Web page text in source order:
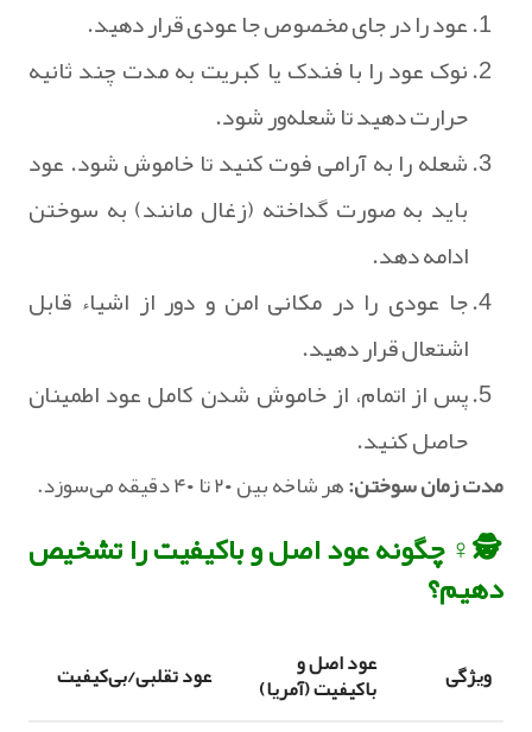
عود را در جای مخصوص جا عودی قرار دهید.
نوک عود را با فندک یا کبریت به مدت چند ثانیه
حرارت دهید تا شعله‌ور شود.
شعله را به آرامی فوت کنید تا خاموش شود. عود
باید به صورت گداخته (زغال مانند) به سوختن
ادامه دهد.
جا عودی را در مکانی امن و دور از اشیاء قابل
اشتعال قرار دهید.
پس از اتمام، از خاموش شدن کامل عود اطمینان
حاصل کنید.
مدت زمان سوختن:هر شاخه بین ۲۰ تا ۴۰ دقیقه می‌سوزد.
🕵️♀️ چگونه عود اصل و باکیفیت را تشخیص
دهیم؟
ویژگی عود اصل و
باکیفیت (آمریا) عود تقلبی/بی‌کیفیت